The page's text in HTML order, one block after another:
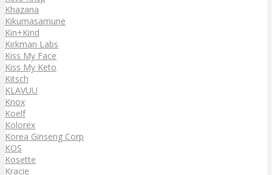
Khazana
Kikumasamune
Kin+Kind
Kirkman Labs
Kiss My Face
Kiss My Keto
Kitsch
KLAVUU
Knox
Koelf
Kolorex
Korea Ginseng Corp
KOS
Kosette
Kracie